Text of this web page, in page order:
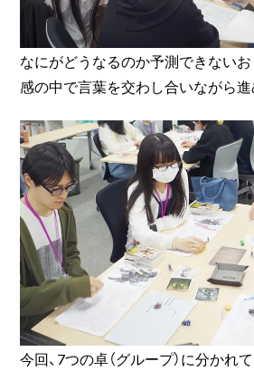
なにがどうなるのか予測できないお
感の中で言葉を交わし合いながら進
今回、7つの卓（グループ）に分かれ